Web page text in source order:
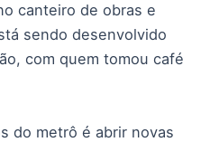
canteiro de obras e
sendo desenvolvido
com quem tomou café
do metrô é abrir novas